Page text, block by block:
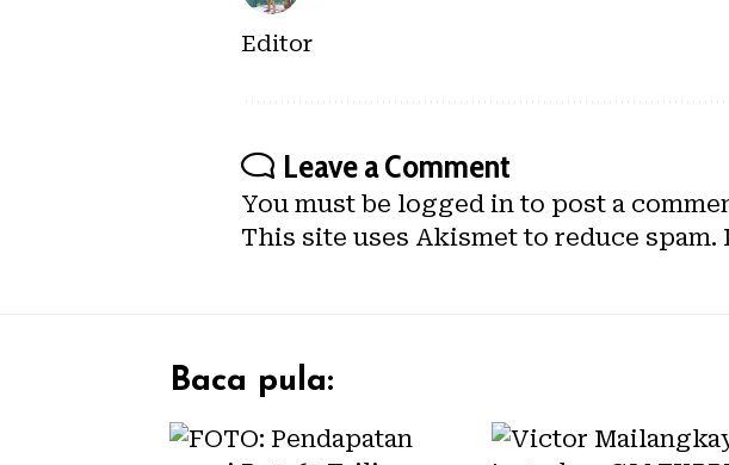
Editor
Leave a Comment
You must be logged in to post a
This site uses Akismet to reduce spam.
Baca pula: